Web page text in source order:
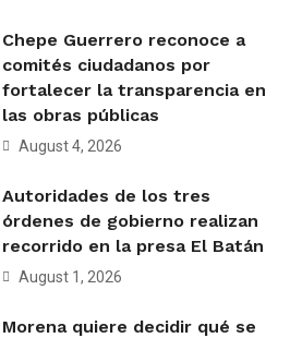
Chepe Guerrero reconoce a
comités ciudadanos por
fortalecer la transparencia en
las obras públicas
August 4, 2026
Autoridades de los tres
órdenes de gobierno realizan
recorrido en la presa El Batán
August 1, 2026
Morena quiere decidir qué se